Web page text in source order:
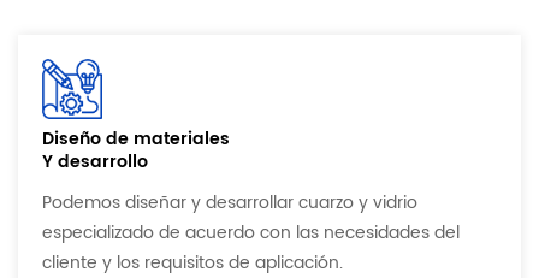
Diseño de materiales
Y desarrollo
Podemos diseñar y desarrollar cuarzo y vidrio
especializado de acuerdo con las necesidades del
cliente y los requisitos de aplicación.